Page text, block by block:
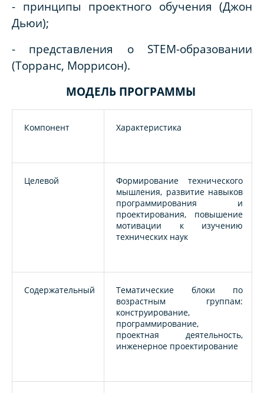
- принципы проектного обучения (Джон
Дьюи);
- представления о STEM-образовании
(Торранс, Моррисон).
МОДЕЛЬ ПРОГРАММЫ
Компонент Характеристика
Целевой
Формирование технического
мышления, развитие навыков
программирования и
проектирования, повышение
мотивации к изучению
технических наук
Содержательный
Тематические блоки по
возрастным группам:
конструирование,
программирование,
проектная деятельность,
инженерное проектирование